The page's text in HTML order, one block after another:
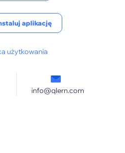
aplikację
użytkowania
info@qlern.com